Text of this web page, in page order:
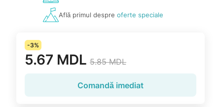
Află primul despre oferte speciale
-3%
5.67 MDL 5.85 MDL
Comandă imediat